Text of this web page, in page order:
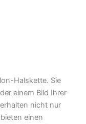
Halskette. Sie
einem Bild Ihrer
nicht nur
einen